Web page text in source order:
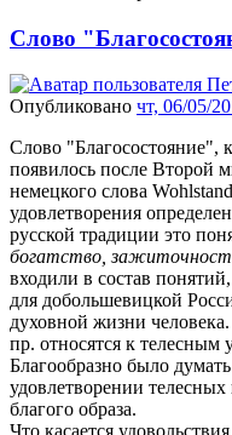
Слово
Опубликовано чт, 06/05/
Слово "Благосостояние",
появилось после Второй
немецкого слова
удовлетворения
русской традиции это
богатство,
входили в состав
для добольшевицкой
духовной жизни
пр. относятся к телесным
Благообразно было
удовлетворении
благого образа.